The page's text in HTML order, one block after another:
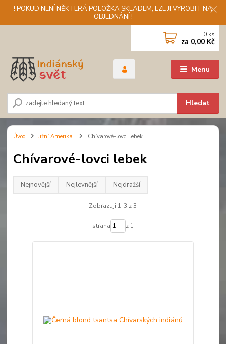
! POKUD NENÍ NĚKTERÁ POLOŽKA SKLADEM, LZE JI VYROBIT NA
OBJEDNÁNÍ !
Menu
Hledat
0 ks
za 0,00 Kč
Úvod Jižní Amerika Chívarové-lovci lebek
Chívarové-lovci lebek
Nejnovější Nejlevnější Nejdražší
Zobrazuji 1-3 z 3
strana z 1